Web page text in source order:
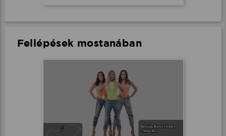
Fellépések mostanában